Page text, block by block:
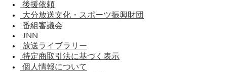
後援依頼
大分放送文化・スポーツ振興財団
番組審議会
JNN
放送ライブラリー
特定商取引法に基づく表示
個人情報について